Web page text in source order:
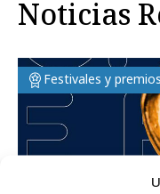
Noticias
Festivales y premios